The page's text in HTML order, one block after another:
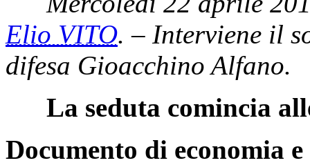
Elio VITO. – Interviene il
difesa Gioacchino Alfano.
La seduta comincia
Documento di economia